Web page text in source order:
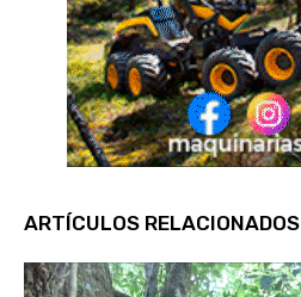
ARTÍCULOS RELACIONADOS